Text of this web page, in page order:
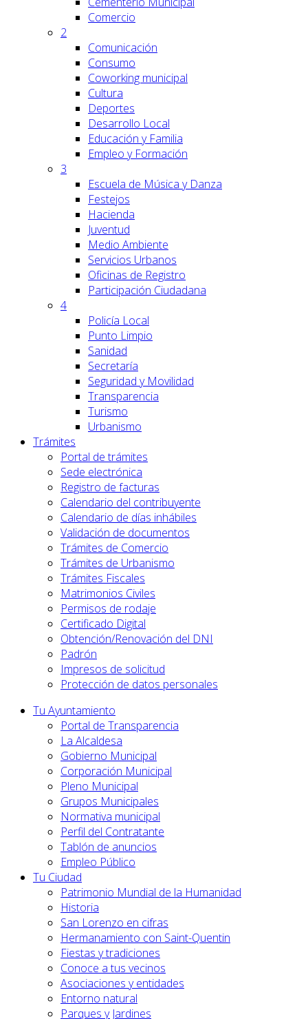
Comercio
2
Comunicación
Consumo
Coworking municipal
Cultura
Deportes
Desarrollo Local
Educación y Familia
Empleo y Formación
3
Escuela de Música y Danza
Festejos
Hacienda
Juventud
Medio Ambiente
Servicios Urbanos
Oficinas de Registro
Participación Ciudadana
4
Policía Local
Punto Limpio
Sanidad
Secretaría
Seguridad y Movilidad
Transparencia
Turismo
Urbanismo
Trámites
Portal de trámites
Sede electrónica
Registro de facturas
Calendario del contribuyente
Calendario de días inhábiles
Validación de documentos
Trámites de Comercio
Trámites de Urbanismo
Trámites Fiscales
Matrimonios Civiles
Permisos de rodaje
Certificado Digital
Obtención/Renovación del DNI
Padrón
Impresos de solicitud
Protección de datos personales
Tu Ayuntamiento
Portal de Transparencia
La Alcaldesa
Gobierno Municipal
Corporación Municipal
Pleno Municipal
Grupos Municipales
Normativa municipal
Perfil del Contratante
Tablón de anuncios
Empleo Público
Tu Ciudad
Patrimonio Mundial de la Humanidad
Historia
San Lorenzo en cifras
Hermanamiento con Saint-Quentin
Fiestas y tradiciones
Conoce a tus vecinos
Asociaciones y entidades
Entorno natural
Parques y Jardines